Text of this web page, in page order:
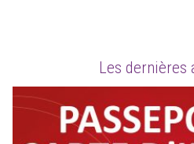
Les dernières